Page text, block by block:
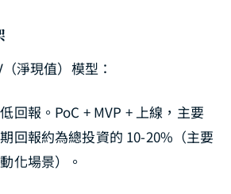
淨現值）模型：
回報。PoC + MVP + 上線，主要
回報約為總投資的 10-20%（主要
化場景）。